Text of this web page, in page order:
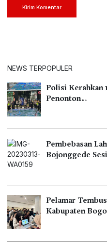
Kirim Komentar
NEWS TERPOPULER
Polisi Kerahkan
Penonton…
Pembebasan
Bojonggede
Pelamar
Kabupaten